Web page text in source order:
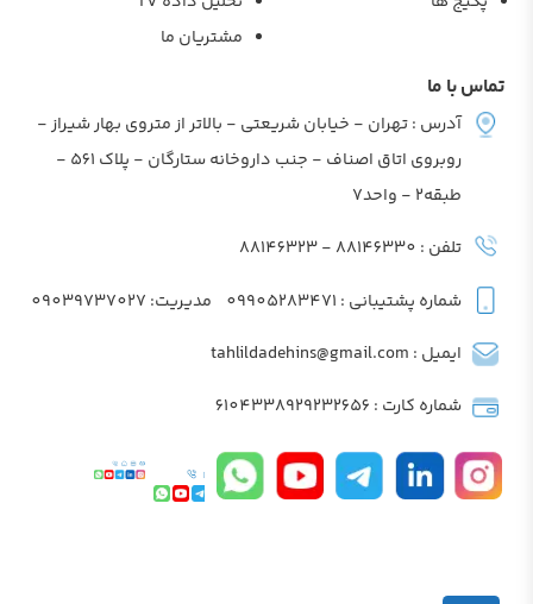
مشتریان ما
تماس با ما
آدرس : تهران - خیابان شریعتی - بالاتر از متروی بهار شیراز -
روبروی اتاق اصناف - جنب داروخانه ستارگان - پلاک 561 -
طبقه2 - واحد7
تلفن : 88146330 - 88146323
شماره پشتیبانی : 09905283471 مدیریت: 09039737027
ایمیل : tahlildadehins@gmail.com
شماره کارت : 6104338929232656